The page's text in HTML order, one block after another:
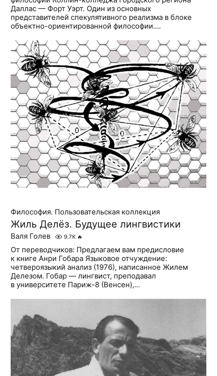
Даллас — Форт Уэрт. Один из основных
представителей спекулятивного реализма в блоке
объектно-ориентированной философии....
Философия. Пользовательская коллекция
Жиль Делёз. Будущее лингвистики
Валя Голев 9.7K 🔥
От переводчиков: Предлагаем вам предисловие
к книге Анри Гобара Языковое отчуждение:
четвероязыкий анализ (1976), написанное Жилем
Делезом. Гобар — лингвист, преподавал
в университете Париж-8 (Венсен),...